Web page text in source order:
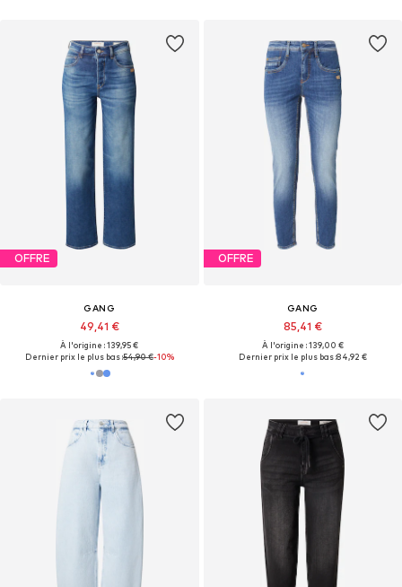
OFFRE
GANG
49,41 €
À l'origine : 139,95 €
Dernier prix le plus bas :54,90 €-10%
OFFRE
GANG
85,41 €
À l'origine : 139,00 €
Dernier prix le plus bas :84,92 €